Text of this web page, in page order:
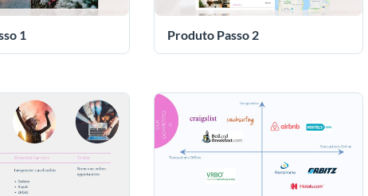
1 Produto Passo 2